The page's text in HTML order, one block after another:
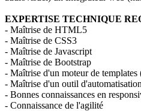
EXPERTISE TECHNIQUE
- Maîtrise de HTML5
- Maîtrise de CSS3
- Maîtrise de Javascript
- Maîtrise de Bootstrap
- Maîtrise d'un moteur de
- Maîtrise d'un outil
- Bonnes connaissances en
- Connaissance de l'agilité